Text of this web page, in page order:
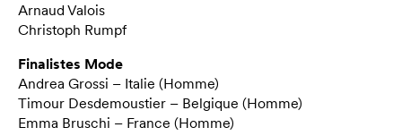
Arnaud Valois
Christoph Rumpf
Finalistes Mode
Andrea Grossi – Italie (Homme)
Timour Desdemoustier – Belgique (Homme)
Emma Bruschi – France (Homme)